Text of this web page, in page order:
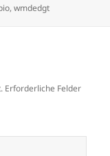
,wmdedgt
Erforderliche Felder